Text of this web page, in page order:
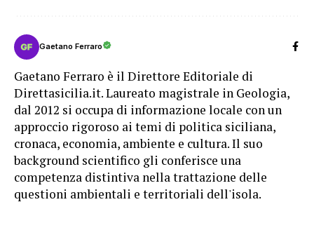
Gaetano Ferraro
Gaetano Ferraro è il Direttore Editoriale di
Direttasicilia.it. Laureato magistrale in Geologia,
dal 2012 si occupa di informazione locale con un
approccio rigoroso ai temi di politica siciliana,
cronaca, economia, ambiente e cultura. Il suo
background scientifico gli conferisce una
competenza distintiva nella trattazione delle
questioni ambientali e territoriali dell'isola.